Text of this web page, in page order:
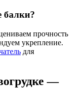
балки?
прочность
укрепление.
для
—